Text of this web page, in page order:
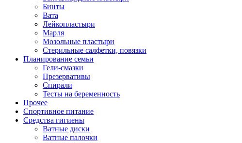
Бинты
Вата
Лейкопластыри
Марля
Мозольные пластыри
Стерильные салфетки, повязки
Планирование семьи
Гели-смазки
Презервативы
Спирали
Тесты на беременность
Прочее
Спортивное питание
Средства гигиены
Ватные диски
Ватные палочки